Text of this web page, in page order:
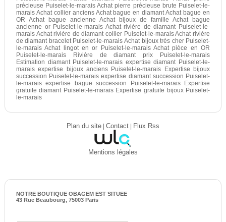
précieuse Puiselet-le-marais Achat pierre précieuse brute Puiselet-le-
marais Achat collier anciens Achat bague en diamant Achat bague en
OR Achat bague ancienne Achat bijoux de famille Achat bague
ancienne or Puiselet-le-marais Achat rivière de diamant Puiselet-le-
marais Achat rivière de diamant collier Puiselet-le-marais Achat rivière
de diamant bracelet Puiselet-le-marais Achat bijoux très cher Puiselet-
le-marais Achat lingot en or Puiselet-le-marais Achat pièce en OR
Puiselet-le-marais Rivière de diamant prix Puiselet-le-marais
Estimation diamant Puiselet-le-marais expertise diamant Puiselet-le-
marais expertise bijoux anciens Puiselet-le-marais Expertise bijoux
succession Puiselet-le-marais expertise diamant succession Puiselet-
le-marais expertise bague succession Puiselet-le-marais Expertise
gratuite diamant Puiselet-le-marais Expertise gratuite bijoux Puiselet-
le-marais
Plan du site| Contact| Flux Rss
Mentions légales
NOTRE BOUTIQUE OBAGEM EST SITUEE
43 Rue Beaubourg, 75003 Paris